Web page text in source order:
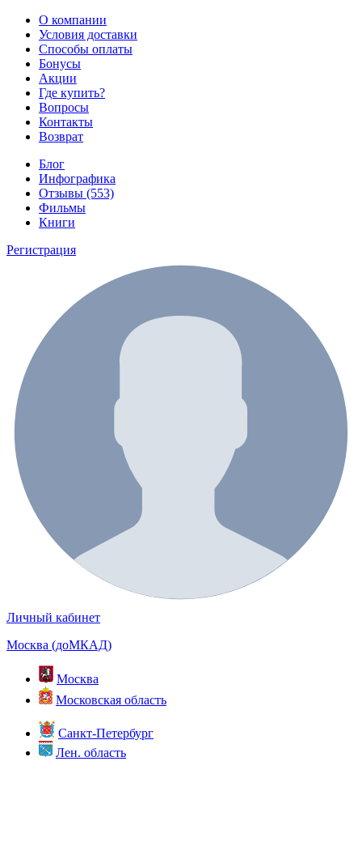
О компании
Условия доставки
Способы оплаты
Бонусы
Акции
Где купить?
Вопросы
Контакты
Возврат
Блог
Инфографика
Отзывы (553)
Фильмы
Книги
Регистрация
Личный кабинет
Москва (доМКАД)
Москва
Московская область
Санкт-Петербург
Лен. область